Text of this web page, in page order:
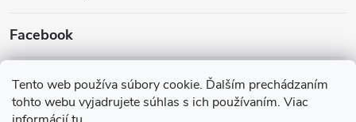
Tento web používa súbory cookie. Ďalším prechádzaním
tohto webu vyjadrujete súhlas s ich používaním. Viac
Facebook
Prijímame online platby